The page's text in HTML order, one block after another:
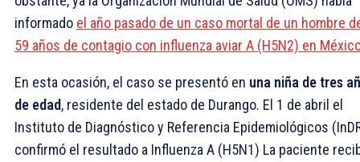
informado el año pasado de un caso mortal de un hombre
59 años de contagio con influenza aviar A (H5N2) en
En esta ocasión, el caso se presentó en una niña de tres
de edad, residente del estado de Durango. El 1 de abril el
Instituto de Diagnóstico y Referencia Epidemiológicos
confirmó el resultado a Influenza A (H5N1) La paciente